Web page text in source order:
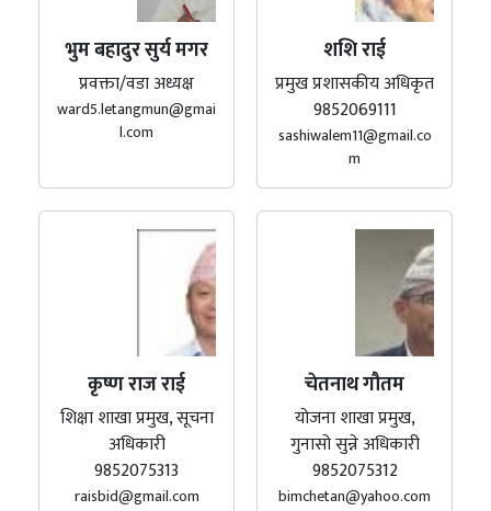
भुम बहादुर सुर्य मगर
प्रवक्ता/वडा अध्यक्ष
ward5.letangmun@gmai
l.com
शशि राई
प्रमुख प्रशासकीय अधिकृत
9852069111
sashiwalem11@gmail.co
m
कृष्ण राज राई
शिक्षा शाखा प्रमुख, सूचना
अधिकारी
9852075313
raisbid@gmail.com
चेतनाथ गौतम
योजना शाखा प्रमुख,
गुनासो सुन्ने अधिकारी
9852075312
bimchetan@yahoo.com